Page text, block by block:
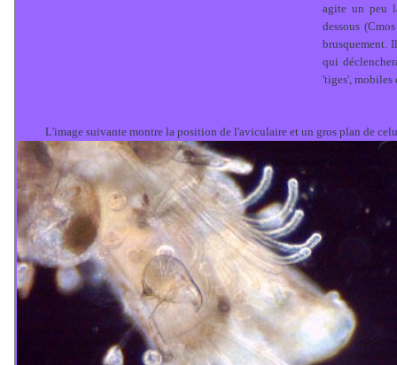
agite un peu
dessous
brusquement.
qui
'tiges', mobiles
L'image suivante montre la position de l'aviculaire et un gros plan de